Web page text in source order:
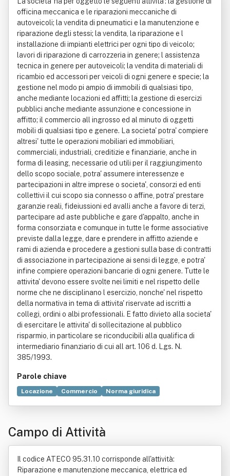
officina meccanica e le riparazioni meccaniche di
autoveicoli; la vendita di pneumatici e la manutenzione e
riparazione degli stessi; la vendita, la riparazione e l
installazione di impianti elettrici per ogni tipo di veicolo;
lavori di riparazione di carrozzeria in genere; l assistenza
tecnica in genere per autoveicoli; la vendita di materiali di
ricambio ed accessori per veicoli di ogni genere e specie; la
gestione nel modo pi ampio di immobili di qualsiasi tipo,
anche mediante locazioni ed affitti; la gestione di esercizi
pubblici anche mediante assunzione e concessione in
affitto; il commercio all ingrosso ed al minuto di oggetti
mobili di qualsiasi tipo e genere. La societa' potra' compiere
altresi' tutte le operazioni mobiliari ed immobiliari,
commerciali, industriali, creditizie e finanziarie, anche in
forma di leasing, necessarie od utili per il raggiungimento
dello scopo sociale, potra' assumere interessenze e
partecipazioni in altre imprese o societa', consorzi ed enti
collettivi il cui scopo sia connesso o affine, potra' prestare
garanzie reali, fideiussioni ed avalli anche a favore di terzi,
partecipare ad aste pubbliche e gare d'appalto, anche in
forma consorziata e comunque in tutte le forme associative
previste dalla legge, dare e prendere in affitto aziende e
rami di azienda e procedere a gestioni sulla base di contratti
di associazione in partecipazione ai sensi di legge, e potra'
infine compiere operazioni bancarie di ogni genere. Tutte le
attivita' devono essere svolte nei limiti e nel rispetto delle
norme che ne disciplinano l esercizio, nonche' nel rispetto
della normativa in tema di attivita' riservate ad iscritti a
collegi, ordini o albi professionali. E fatto divieto alla societa'
di esercitare le attivita' di sollecitazione al pubblico
risparmio, in particolare se riconducibili alla qualifica di
intermediario finanziario di cui all art. 106 d. Lgs. N.
385/1993.
Parole chiave
Locazione Commercio
Norma giuridica
Campo di Attività
Il codice ATECO 95.31.10 corrisponde all'attività:
Riparazione e manutenzione meccanica, elettrica ed